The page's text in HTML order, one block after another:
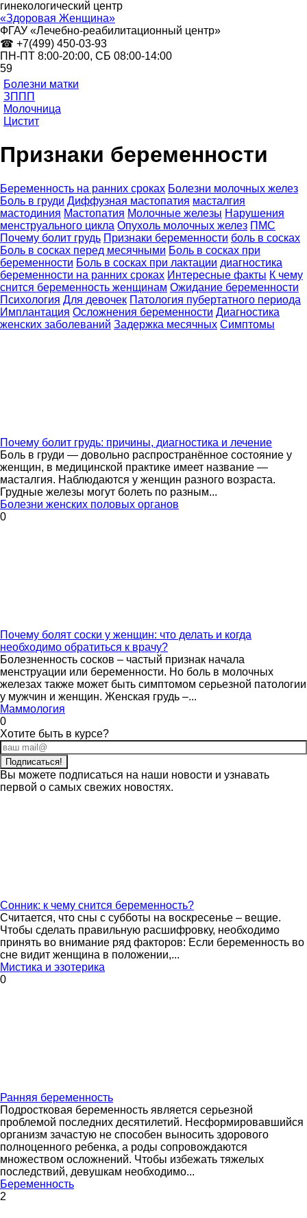
гинекологический центр
«Здоровая Женщина»
ФГАУ «Лечебно-реабилитационный центр»
☎ +7(499) 450-03-93
ПН-ПТ 8:00-20:00, СБ 08:00-14:00
59
Болезни матки
ЗППП
Молочница
Цистит
Признаки беременности
Беременность на ранних сроках Болезни молочных желез
Боль в груди Диффузная мастопатия масталгия
мастодиния Мастопатия Молочные железы Нарушения
менструального цикла Опухоль молочных желез ПМС
Почему болит грудь Признаки беременности боль в сосках
Боль в сосках перед месячными Боль в сосках при
беременности Боль в сосках при лактации диагностика
беременности на ранних сроках Интересные факты К чему
снится беременность женщинам Ожидание беременности
Психология Для девочек Патология пубертатного периода
Имплантация Осложнения беременности Диагностика
женских заболеваний Задержка месячных Симптомы
Почему болит грудь: причины, диагностика и лечение
Боль в груди — довольно распространённое состояние у
женщин, в медицинской практике имеет название —
масталгия. Наблюдаются у женщин разного возраста.
Грудные железы могут болеть по разным...
Болезни женских половых органов
0
Почему болят соски у женщин: что делать и когда
необходимо обратиться к врачу?
Болезненность сосков – частый признак начала
менструации или беременности. Но боль в молочных
железах также может быть симптомом серьезной патологии
у мужчин и женщин. Женская грудь –...
Маммология
0
Хотите быть в курсе?
Вы можете подписаться на наши новости и узнавать
первой о самых свежих новостях.
Сонник: к чему снится беременность?
Считается, что сны с субботы на воскресенье – вещие.
Чтобы сделать правильную расшифровку, необходимо
принять во внимание ряд факторов: Если беременность во
сне видит женщина в положении,...
Мистика и эзотерика
0
Ранняя беременность
Подростковая беременность является серьезной
проблемой последних десятилетий. Несформировавшийся
организм зачастую не способен выносить здорового
полноценного ребенка, а роды сопровождаются
множеством осложнений. Чтобы избежать тяжелых
последствий, девушкам необходимо...
Беременность
2